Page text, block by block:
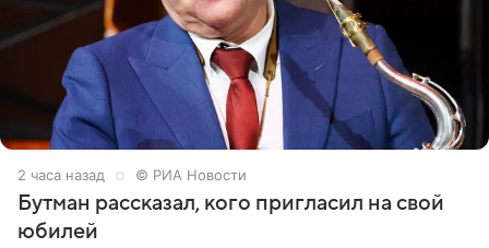
2 часа назад © РИА Новости
Бутман рассказал, кого пригласил на свой
юбилей